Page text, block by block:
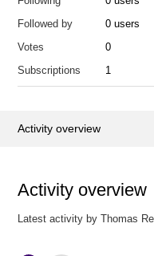
Followed by
0 users
Votes
0
Subscriptions
1
Activity overview
Comments (1)
Activity overview
Latest activity by Thomas